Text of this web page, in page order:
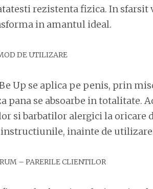
rezistenta fizica. In
in amantul ideal.
DE UTILIZARE
Up se aplica pe penis, prin
pana se absoarbe in totalitate.
si barbatilor alergici la oricare
inainte de
– PARERILE CLIENTILOR